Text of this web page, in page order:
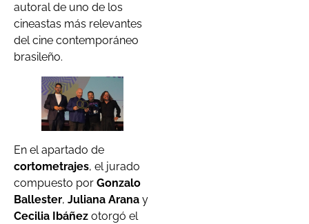
autoral de uno de los
cineastas más relevantes
del cine contemporáneo
brasileño.
En el apartado de
cortometrajes, el jurado
compuesto por Gonzalo
Ballester, Juliana Arana y
Cecilia Ibáñez otorgó el